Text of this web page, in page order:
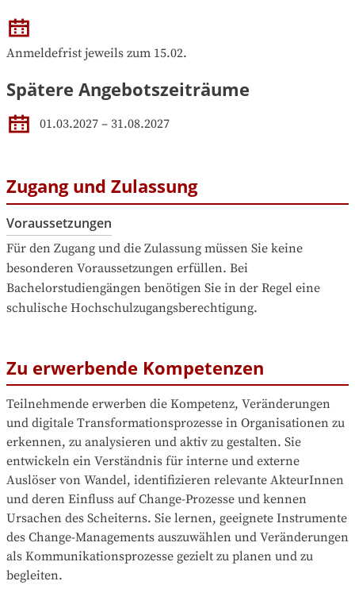
Anmeldefrist jeweils zum 15.02.
Spätere Angebotszeiträume
01.03.2027 – 31.08.2027
Zugang und Zulassung
Voraussetzungen
Für den Zugang und die Zulassung müssen Sie keine
besonderen Voraussetzungen erfüllen. Bei
Bachelorstudiengängen benötigen Sie in der Regel eine
schulische Hochschulzugangsberechtigung.
Zu erwerbende Kompetenzen
Teilnehmende erwerben die Kompetenz, Veränderungen
und digitale Transformationsprozesse in Organisationen zu
erkennen, zu analysieren und aktiv zu gestalten. Sie
entwickeln ein Verständnis für interne und externe
Auslöser von Wandel, identifizieren relevante AkteurInnen
und deren Einfluss auf Change-Prozesse und kennen
Ursachen des Scheiterns. Sie lernen, geeignete Instrumente
des Change-Managements auszuwählen und Veränderungen
als Kommunikationsprozesse gezielt zu planen und zu
begleiten.